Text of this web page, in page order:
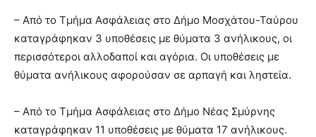
– Από το Τμήμα Ασφάλειας στο Δήμο Μοσχάτου-Ταύρου
καταγράφηκαν 3 υποθέσεις με θύματα 3 ανήλικους, οι
περισσότεροι αλλοδαποί και αγόρια. Οι υποθέσεις με
θύματα ανήλικους αφορούσαν σε αρπαγή και ληστεία.
– Από το Τμήμα Ασφάλειας στο Δήμο Νέας Σμύρνης
καταγράφηκαν 11 υποθέσεις με θύματα 17 ανήλικους.